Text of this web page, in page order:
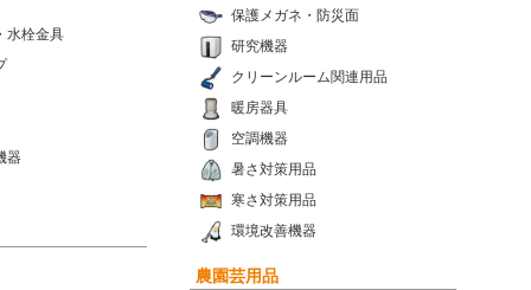
保護メガネ・防災面
研究機器
クリーンルーム関連用品
暖房器具
空調機器
暑さ対策用品
寒さ対策用品
環境改善機器
水栓金具
器
農園芸用品